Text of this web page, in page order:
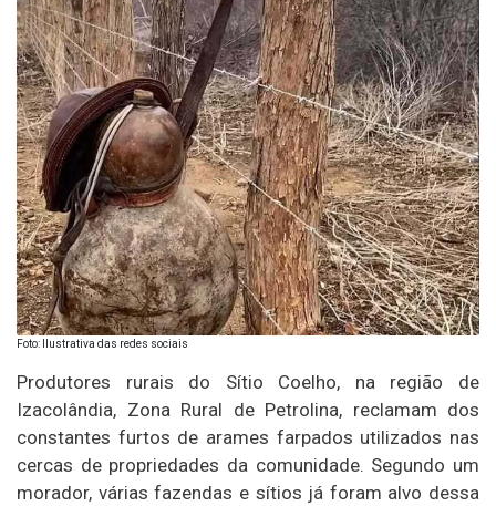
Foto: Ilustrativa das redes sociais
Produtores rurais do Sítio Coelho, na região de
Izacolândia, Zona Rural de Petrolina, reclamam dos
constantes furtos de arames farpados utilizados nas
cercas de propriedades da comunidade. Segundo um
morador, várias fazendas e sítios já foram alvo dessa